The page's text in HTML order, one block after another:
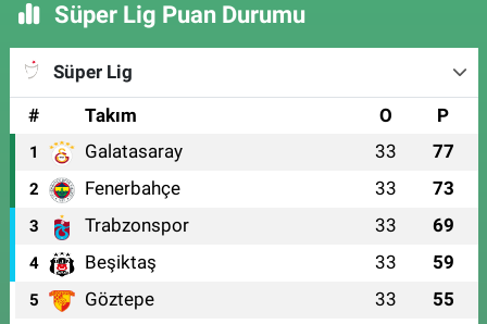
Süper Lig Puan Durumu
Süper Lig
#
Takım O P
1 Galatasaray 33 77
2 Fenerbahçe 33 73
3 Trabzonspor 33 69
4 Beşiktaş 33 59
5 Göztepe 33 55